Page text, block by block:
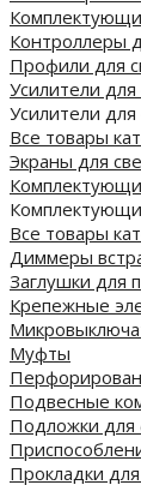
Контроллеры
Профили для
Усилители
Усилители
Все товары
Экраны для
Все товары
Диммеры
Заглушки для
Крепежные
Муфты
Подвесные
Подложки для
Прокладки